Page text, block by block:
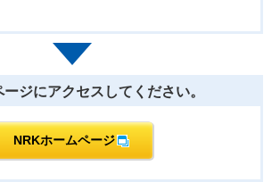
ジにアクセスしてください。
NRKホームページ